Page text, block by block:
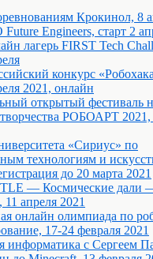
Крокинол, 8
Engineers, старт 2
лагерь FIRST Tech
конкурс
2021, онлайн
открытый фестиваль
творчества РОБОАРТ 2021,
«Сириус» по
технологиям и
до 20 марта 2021
— Космические дали
апреля 2021
онлайн олимпиада по
17-24 февраля 2021
информатика с Сергеем